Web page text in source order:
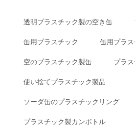
透明プラスチック製の空き缶
缶用プラスチック 缶用プラ
空のプラスチック製缶 プラ
使い捨てプラスチック製品
ソーダ缶のプラスチックリング
プラスチック製カンボトル